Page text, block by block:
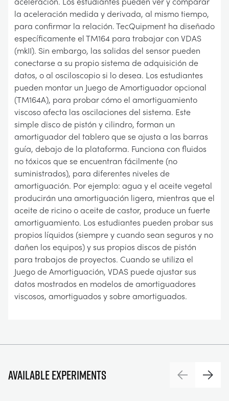
la aceleración medida y derivada, al mismo tiempo,
para confirmar la relación. TecQuipment ha diseñado
específicamente el TM164 para trabajar con VDAS
(mkII). Sin embargo, las salidas del sensor pueden
conectarse a su propio sistema de adquisición de
datos, o al osciloscopio si lo desea. Los estudiantes
pueden montar un Juego de Amortiguador opcional
(TM164A), para probar cómo el amortiguamiento
viscoso afecta las oscilaciones del sistema. Este
simple disco de pistón y cilindro, forman un
amortiguador del tablero que se ajusta a las barras
guía, debajo de la plataforma. Funciona con fluidos
no tóxicos que se encuentran fácilmente (no
suministrados), para diferentes niveles de
amortiguación. Por ejemplo: agua y el aceite vegetal
producirán una amortiguación ligera, mientras que el
aceite de ricino o aceite de castor, produce un fuerte
amortiguamiento. Los estudiantes pueden probar sus
propios líquidos (siempre y cuando sean seguros y no
dañen los equipos) y sus propios discos de pistón
para trabajos de proyectos. Cuando se utiliza el
Juego de Amortiguación, VDAS puede ajustar sus
datos mostrados en modelos de amortiguadores
viscosos, amortiguados y sobre amortiguados.
Available experiments PreviousNext